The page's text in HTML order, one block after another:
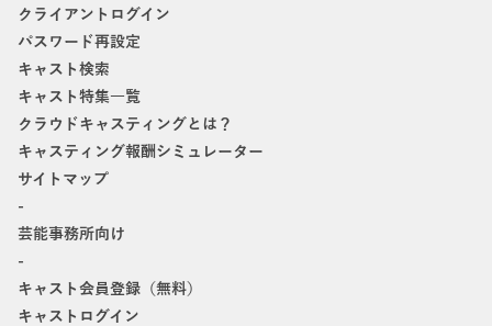
クライアントログイン
パスワード再設定
キャスト検索
キャスト特集一覧
クラウドキャスティングとは？
キャスティング報酬シミュレーター
サイトマップ
-
芸能事務所向け
-
キャスト会員登録（無料）
キャストログイン